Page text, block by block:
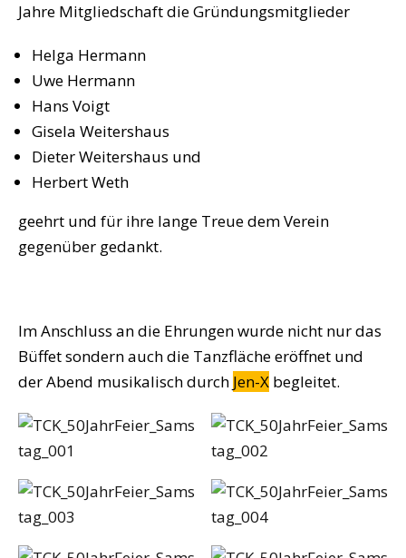
Jahre Mitgliedschaft die Gründungsmitglieder
Helga Hermann
Uwe Hermann
Hans Voigt
Gisela Weitershaus
Dieter Weitershaus und
Herbert Weth
geehrt und für ihre lange Treue dem Verein
gegenüber gedankt.
Im Anschluss an die Ehrungen wurde nicht nur das
Büffet sondern auch die Tanzfläche eröffnet und
der Abend musikalisch durch Jen-X begleitet.